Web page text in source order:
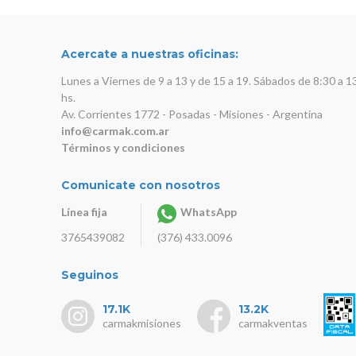
Acercate a nuestras oficinas:
Lunes a Viernes de 9 a 13 y de 15 a 19. Sábados de 8:30 a
hs.
Av. Corrientes 1772 - Posadas - Misiones - Argentina
info@carmak.com.ar
Términos y condiciones
Comunicate con nosotros
Línea fija
3765439082
WhatsApp
(376) 433.0096
Seguinos
17.1K
carmakmisiones
13.2K
carmakventas